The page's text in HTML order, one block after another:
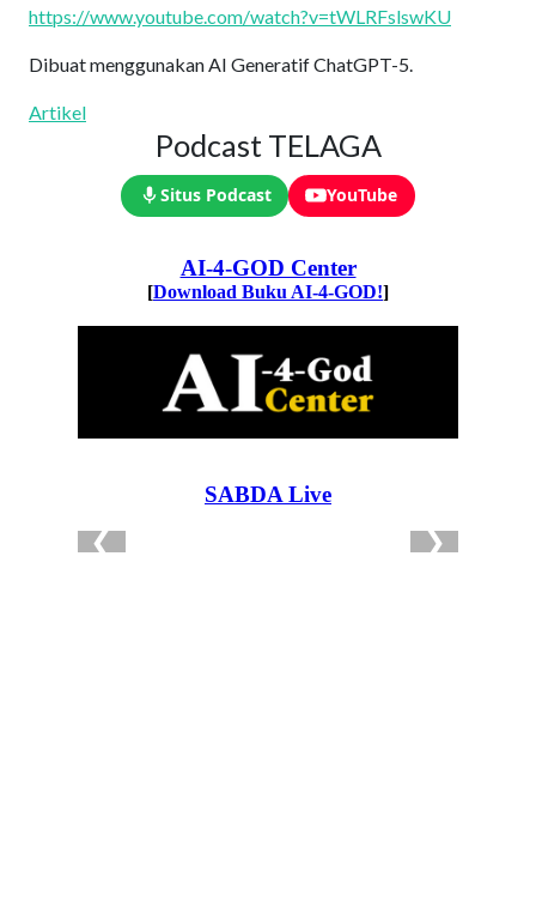
https://www.youtube.com/watch?v=tWLRFslswKU
Dibuat menggunakan AI Generatif ChatGPT-5.
Artikel
Podcast TELAGA
Situs Podcast YouTube